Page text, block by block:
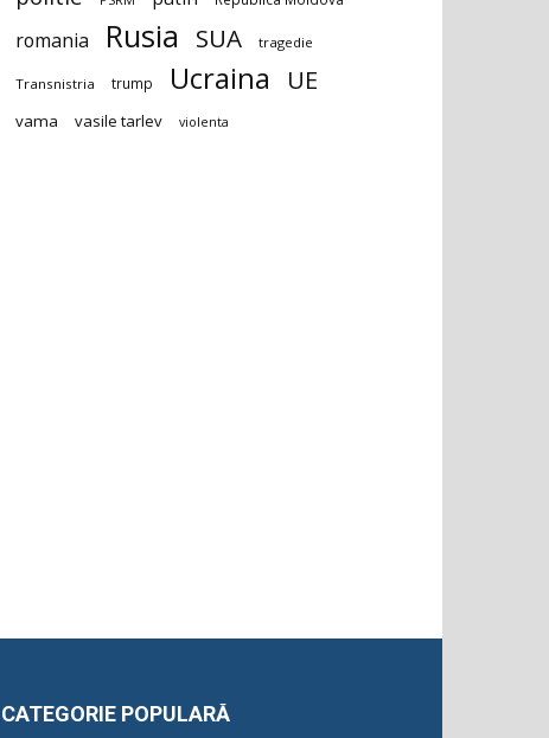
romania Rusia SUA tragedie
Transnistria trump Ucraina UE
vama vasile tarlev violenta
CATEGORIE POPULARĂ